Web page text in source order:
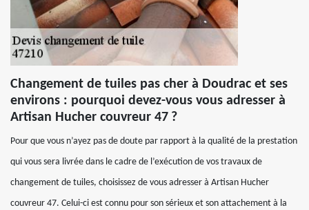
Changement de tuiles pas cher à Doudrac et ses
environs : pourquoi devez-vous vous adresser à
Artisan Hucher couvreur 47 ?
Pour que vous n’ayez pas de doute par rapport à la qualité de la prestation
qui vous sera livrée dans le cadre de l’exécution de vos travaux de
changement de tuiles, choisissez de vous adresser à Artisan Hucher
couvreur 47. Celui-ci est connu pour son sérieux et son attachement à la